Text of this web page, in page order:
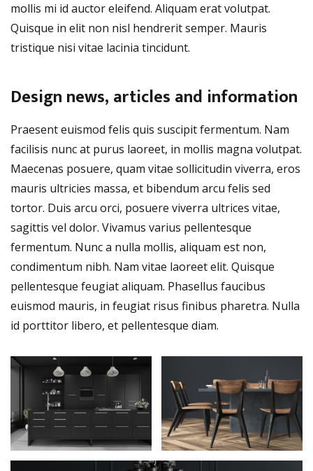
mollis mi id auctor eleifend. Aliquam erat volutpat.
Quisque in elit non nisl hendrerit semper. Mauris
tristique nisi vitae lacinia tincidunt.
Design news, articles and information
Praesent euismod felis quis suscipit fermentum. Nam
facilisis nunc at purus laoreet, in mollis magna volutpat.
Maecenas posuere, quam vitae sollicitudin viverra, eros
mauris ultricies massa, et bibendum arcu felis sed
tortor. Duis arcu orci, posuere viverra ultrices vitae,
sagittis vel dolor. Vivamus varius pellentesque
fermentum. Nunc a nulla mollis, aliquam est non,
condimentum nibh. Nam vitae laoreet elit. Quisque
pellentesque feugiat aliquam. Phasellus faucibus
euismod mauris, in feugiat risus finibus pharetra. Nulla
id porttitor libero, et pellentesque diam.